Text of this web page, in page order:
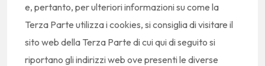
e, pertanto, per ulteriori informazioni su come la
Terza Parte utilizza i cookies, si consiglia di visitare il
sito web della Terza Parte di cui qui di seguito si
riportano gli indirizzi web ove presenti le diverse